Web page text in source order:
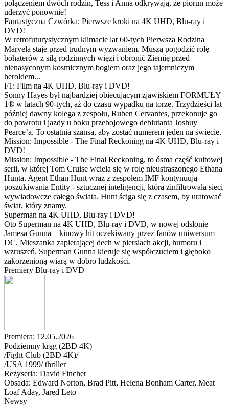
połączeniem dwóch rodzin, Tess i Anna odkrywają, że piorun może
uderzyć ponownie!
Fantastyczna Czwórka: Pierwsze kroki na 4K UHD, Blu-ray i
DVD!
W retrofuturystycznym klimacie lat 60-tych Pierwsza Rodzina
Marvela staje przed trudnym wyzwaniem. Muszą pogodzić rolę
bohaterów z siłą rodzinnych więzi i obronić Ziemię przed
nienasyconym kosmicznym bogiem oraz jego tajemniczym
heroldem...
F1: Film na 4K UHD, Blu-ray i DVD!
Sonny Hayes był najbardziej obiecującym zjawiskiem FORMUŁY
1® w latach 90-tych, aż do czasu wypadku na torze. Trzydzieści lat
później dawny kolega z zespołu, Ruben Cervantes, przekonuje go
do powrotu i jazdy u boku przebojowego debiutanta Joshuy
Pearce’a. To ostatnia szansa, aby zostać numerem jeden na świecie.
Mission: Impossible - The Final Reckoning na 4K UHD, Blu-ray i
DVD!
Mission: Impossible - The Final Reckoning, to ósma część kultowej
serii, w której Tom Cruise wciela się w rolę nieustraszonego Ethana
Hunta. Agent Ethan Hunt wraz z zespołem IMF kontynuują
poszukiwania Entity - sztucznej inteligencji, która zinfiltrowała sieci
wywiadowcze całego świata. Hunt ściga się z czasem, by uratować
świat, który znamy.
Superman na 4K UHD, Blu-ray i DVD!
Oto Superman na 4K UHD, Blu-ray i DVD, w nowej odsłonie
Jamesa Gunna – kinowy hit oczekiwany przez fanów uniwersum
DC. Mieszanka zapierającej dech w piersiach akcji, humoru i
wzruszeń. Superman Gunna kieruje się współczuciem i głęboko
zakorzenioną wiarą w dobro ludzkości.
Premiery Blu-ray i DVD
Premiera: 12.05.2026
Podziemny krąg (2BD 4K)
/Fight Club (2BD 4K)/
/USA 1999/thriller
Reżyseria: David Fincher
Obsada: Edward Norton, Brad Pitt, Helena Bonham Carter, Meat
Loaf Aday, Jared Leto
Newsy